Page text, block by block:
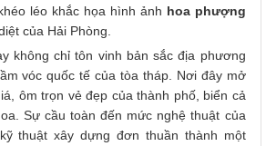
léo khắc họa hình ảnh hoa phượng
của Hải Phòng.
không chỉ tôn vinh bản sắc địa phương
vóc quốc tế của tòa tháp. Nơi đây mở
ôm trọn vẻ đẹp của thành phố, biển cả
Sự cầu toàn đến mức nghệ thuật của
thuật xây dựng đơn thuần thành một